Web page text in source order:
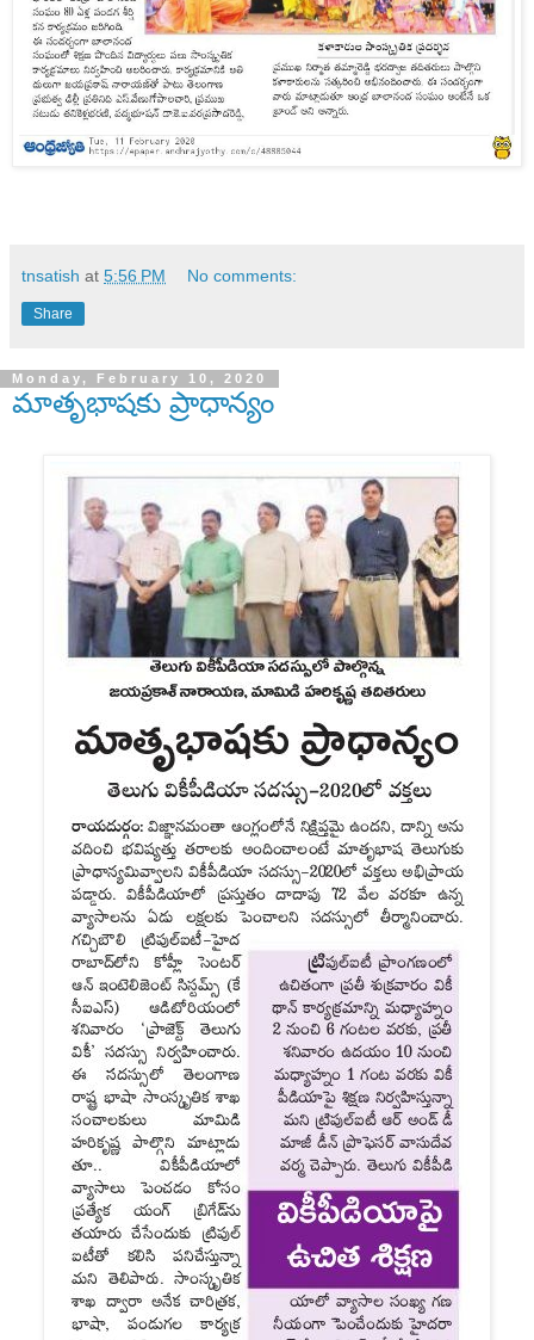
tnsatish at 5:56 PM No comments:
Share
Monday, February 10, 2020
మాతృభాషకు ప్రాధాన్యం